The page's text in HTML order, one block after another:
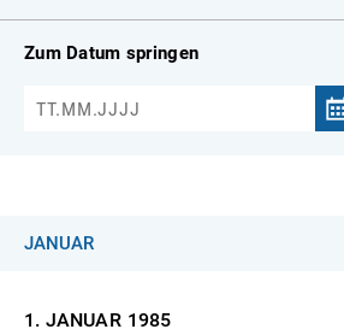
Zum Datum springen
JANUAR
1. JANUAR 1985